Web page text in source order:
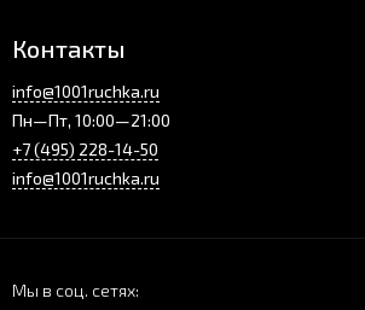
Контакты
info@1001ruchka.ru
Пн—Пт, 10:00—21:00
+7 (495) 228-14-50
info@1001ruchka.ru
Мы в соц. сетях